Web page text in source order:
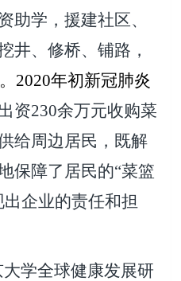
助学，援建社区、
井、修桥、铺路，
2020年初新冠肺炎
资230余万元收购菜
给周边居民，既解
保障了居民的“菜篮
企业的责任和担
学全球健康发展研